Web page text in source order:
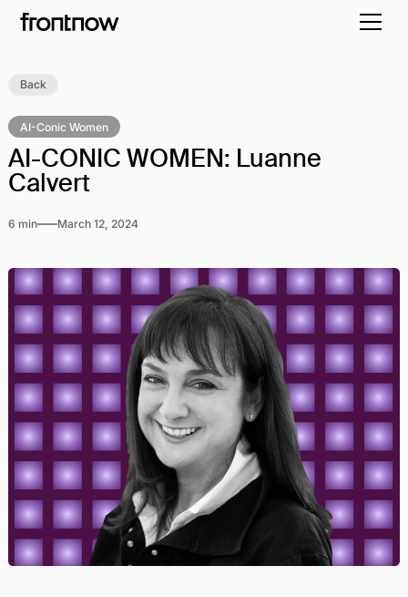
Back
AI-Conic Women
AI-CONIC WOMEN: Luanne
Calvert
6 min March 12, 2024